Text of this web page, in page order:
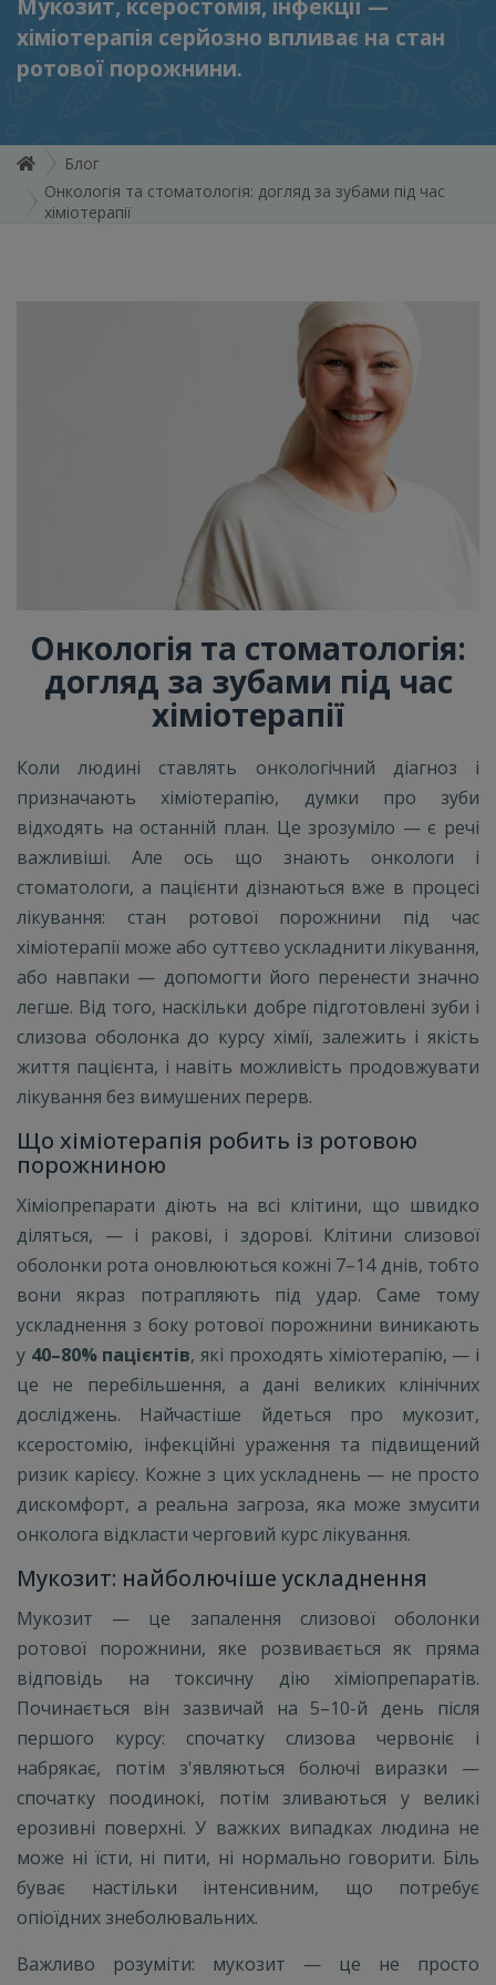
Мукозит, ксеростомія, інфекції —
хіміотерапія серйозно впливає на стан
ротової порожнини.
Блог
Онкологія та стоматологія: догляд за зубами під час
хіміотерапії
Онкологія та стоматологія:
догляд за зубами під час
хіміотерапії
Коли людині ставлять онкологічний діагноз і
призначають хіміотерапію, думки про зуби
відходять на останній план. Це зрозуміло — є речі
важливіші. Але ось що знають онкологи і
стоматологи, а пацієнти дізнаються вже в процесі
лікування: стан ротової порожнини під час
хіміотерапії може або суттєво ускладнити лікування,
або навпаки — допомогти його перенести значно
легше. Від того, наскільки добре підготовлені зуби і
слизова оболонка до курсу хімії, залежить і якість
життя пацієнта, і навіть можливість продовжувати
лікування без вимушених перерв.
Що хіміотерапія робить із ротовою
порожниною
Хіміопрепарати діють на всі клітини, що швидко
діляться, — і ракові, і здорові. Клітини слизової
оболонки рота оновлюються кожні 7–14 днів, тобто
вони якраз потрапляють під удар. Саме тому
ускладнення з боку ротової порожнини виникають
у 40–80% пацієнтів, які проходять хіміотерапію, — і
це не перебільшення, а дані великих клінічних
досліджень. Найчастіше йдеться про мукозит,
ксеростомію, інфекційні ураження та підвищений
ризик карієсу. Кожне з цих ускладнень — не просто
дискомфорт, а реальна загроза, яка може змусити
онколога відкласти черговий курс лікування.
Мукозит: найболючіше ускладнення
Мукозит — це запалення слизової оболонки
ротової порожнини, яке розвивається як пряма
відповідь на токсичну дію хіміопрепаратів.
Починається він зазвичай на 5–10-й день після
першого курсу: спочатку слизова червоніє і
набрякає, потім з'являються болючі виразки —
спочатку поодинокі, потім зливаються у великі
ерозивні поверхні. У важких випадках людина не
може ні їсти, ні пити, ні нормально говорити. Біль
буває настільки інтенсивним, що потребує
опіоїдних знеболювальних.
Важливо розуміти: мукозит — це не просто